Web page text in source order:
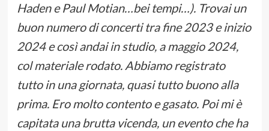
Haden e Paul Motian…bei tempi…). Trovai un
buon numero di concerti tra fine 2023 e inizio
2024 e così andai in studio, a maggio 2024,
col materiale rodato. Abbiamo registrato
tutto in una giornata, quasi tutto buono alla
prima. Ero molto contento e gasato. Poi mi è
capitata una brutta vicenda, un evento che ha